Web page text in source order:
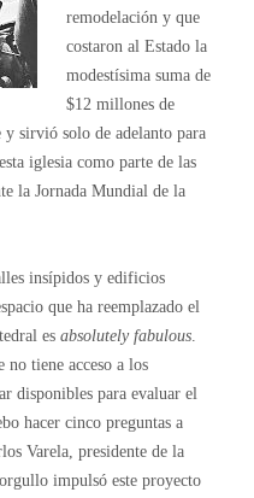
remodelación y que
costaron al Estado la
modestísima suma de
$12 millones de
sirvió solo de adelanto para
iglesia como parte de las
la Jornada Mundial de la
insípidos y edificios
que ha reemplazado el
es absolutely fabulous.
no tiene acceso a los
disponibles para evaluar el
hacer cinco preguntas a
Varela, presidente de la
impulsó este proyecto